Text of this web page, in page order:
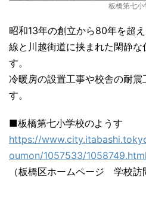
板橋第七小
昭和13年の創立から80年を超
線と川越街道に挟まれた閑静な
す。
冷暖房の設置工事や校舎の耐震
す。
■板橋第七小学校のようす
https://
oumon/1057533/1058749.html
（板橋区ホームページ 学校訪